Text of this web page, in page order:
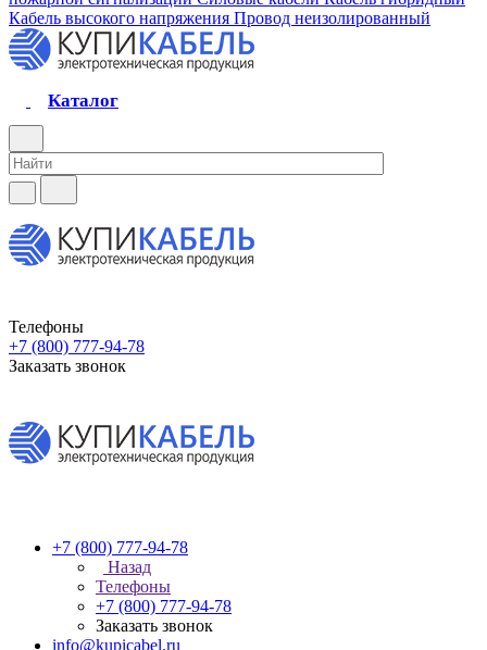
Кабель высокого напряжения Провод неизолированный
Каталог
Телефоны
+7 (800) 777-94-78
Заказать звонок
+7 (800) 777-94-78
Назад
Телефоны
+7 (800) 777-94-78
Заказать звонок
info@kupicabel.ru